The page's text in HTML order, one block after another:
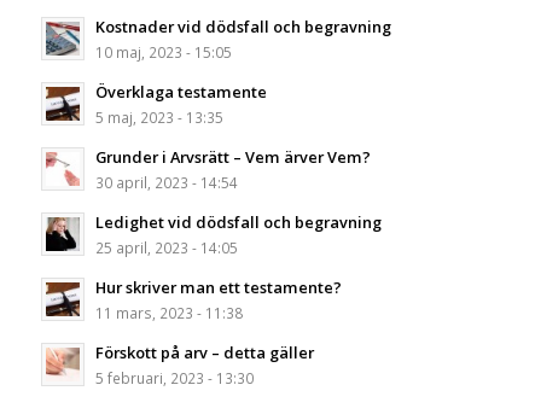
Kostnader vid dödsfall och begravning
10 maj, 2023 - 15:05
Överklaga testamente
5 maj, 2023 - 13:35
Grunder i Arvsrätt – Vem ärver Vem?
30 april, 2023 - 14:54
Ledighet vid dödsfall och begravning
25 april, 2023 - 14:05
Hur skriver man ett testamente?
11 mars, 2023 - 11:38
Förskott på arv – detta gäller
5 februari, 2023 - 13:30